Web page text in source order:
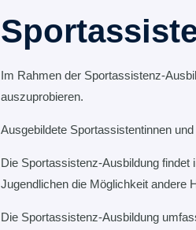
Im Rahmen der Sportassistenz-
auszuprobieren.
Ausgebildete Sportassistentinnen
Die Sportassistenz-Ausbildung
Jugendlichen die Möglichkeit andere
Die Sportassistenz-Ausbildung